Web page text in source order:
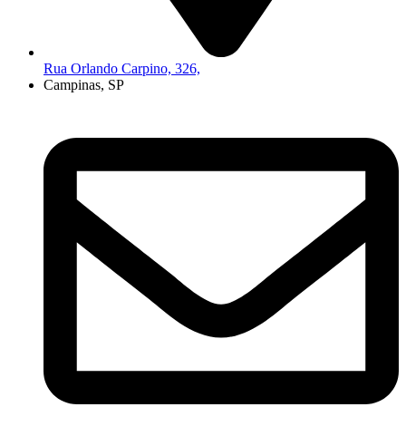
Rua Orlando Carpino, 326,
Campinas, SP